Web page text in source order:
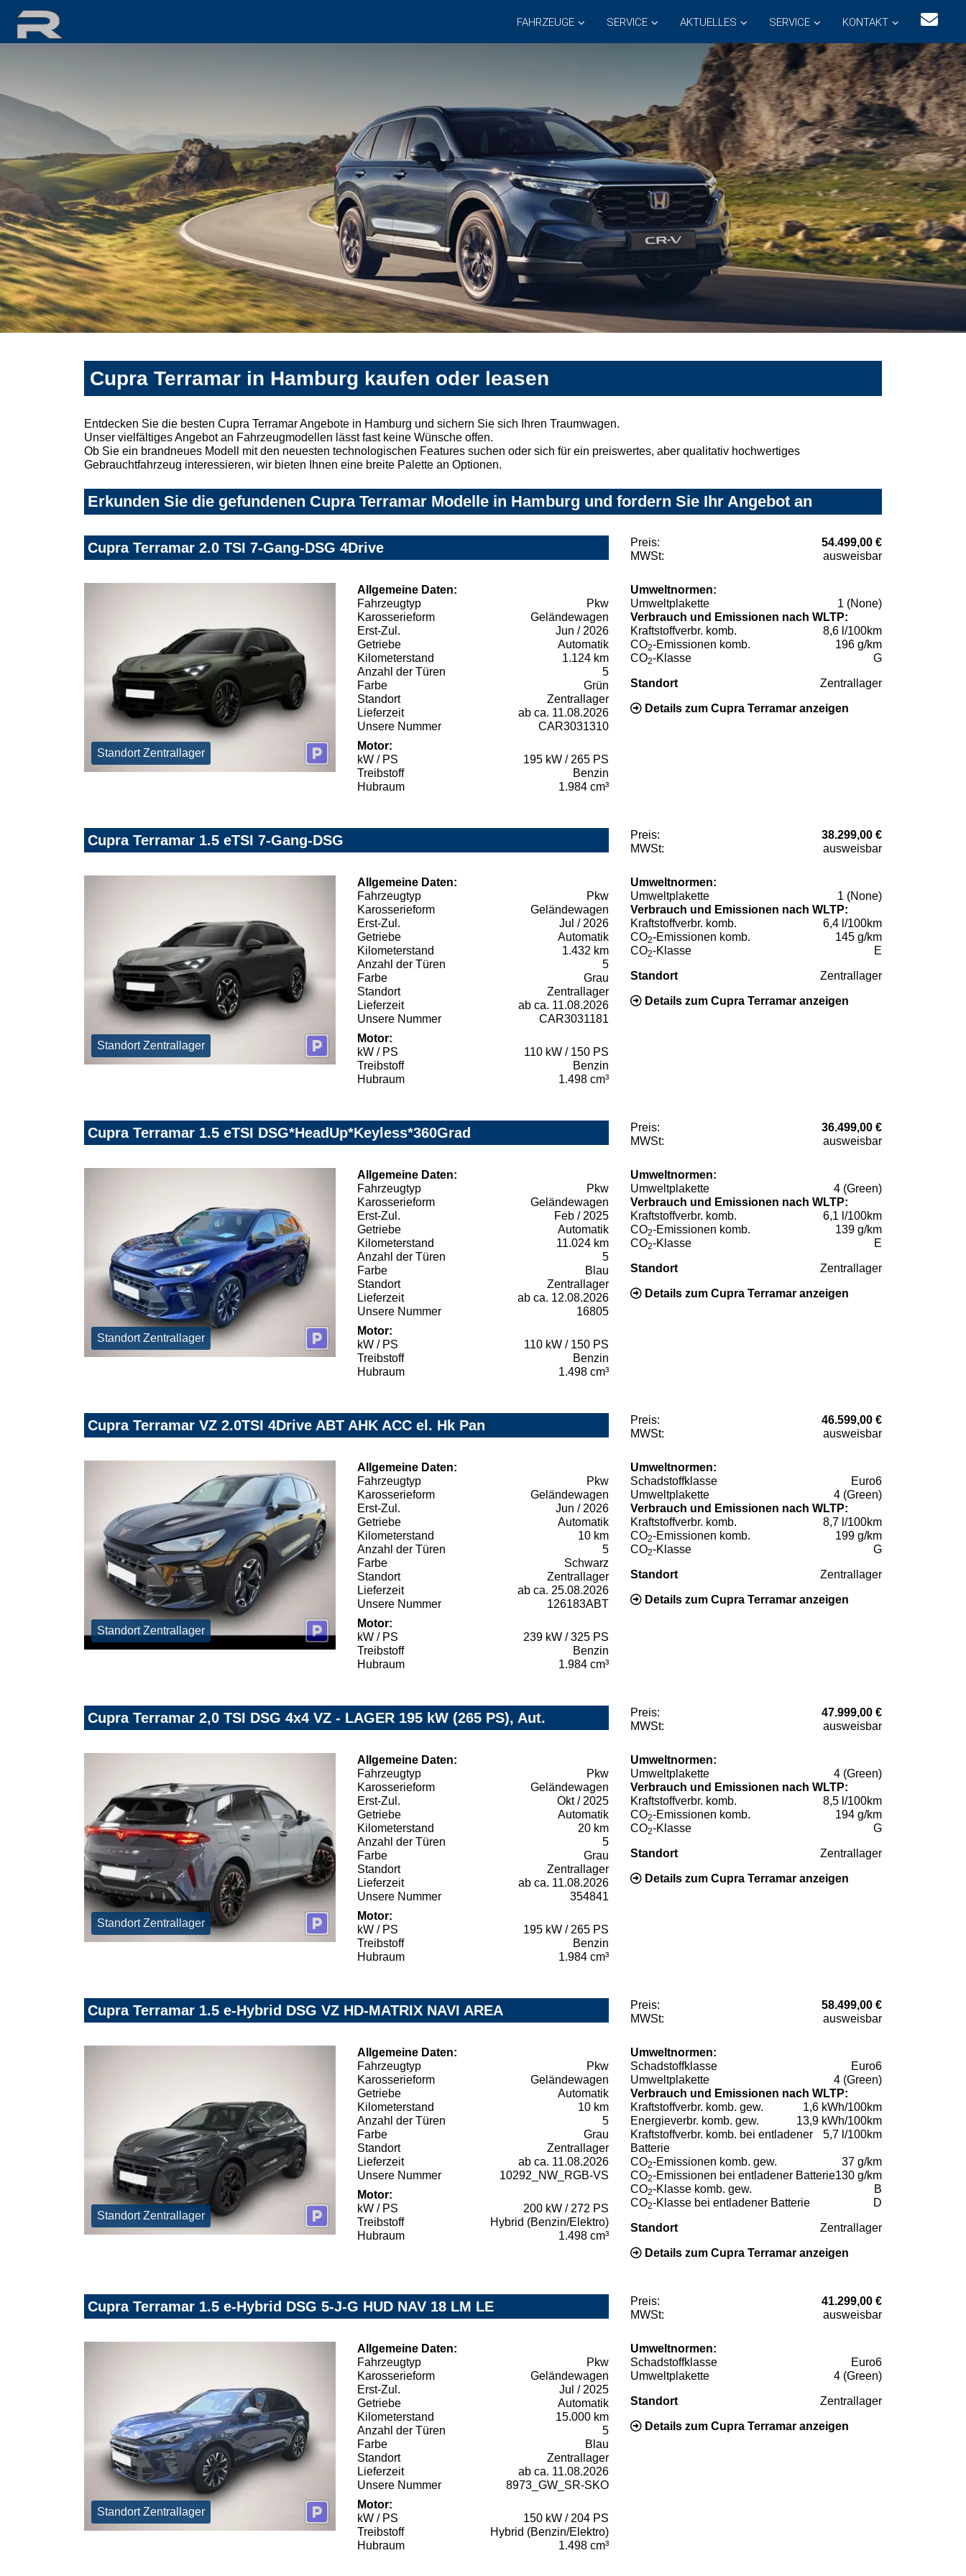
FAHRZEUGE SERVICE AKTUELLES SERVICE KONTAKT
Cupra Terramar in Hamburg kaufen oder leasen
Entdecken Sie die besten Cupra Terramar Angebote in Hamburg und sichern Sie sich Ihren Traumwagen.
Unser vielfältiges Angebot an Fahrzeugmodellen lässt fast keine Wünsche offen.
Ob Sie ein brandneues Modell mit den neuesten technologischen Features suchen oder sich für ein preiswertes, aber qualitativ hochwertiges
Gebrauchtfahrzeug interessieren, wir bieten Ihnen eine breite Palette an Optionen.
Erkunden Sie die gefundenen Cupra Terramar Modelle in Hamburg und fordern Sie Ihr Angebot an
Cupra Terramar 2.0 TSI 7-Gang-DSG 4Drive Preis:
54.499,00 €
MWSt:
ausweisbar
Standort Zentrallager
Allgemeine Daten:
Fahrzeugtyp
Pkw
Karosserieform
Geländewagen
Erst-Zul.
Jun / 2026
Getriebe
Automatik
Kilometerstand
1.124 km
Anzahl der Türen
5
Farbe
Grün
Standort
Zentrallager
Lieferzeit
ab ca. 11.08.2026
Unsere Nummer
CAR3031310
Motor:
kW / PS
195 kW / 265 PS
Treibstoff
Benzin
Hubraum
1.984 cm³
Umweltnormen:
Umweltplakette
1 (None)
Verbrauch und Emissionen nach WLTP:
Kraftstoffverbr. komb.
8,6 l/100km
CO2-Emissionen komb.
196 g/km
CO2-Klasse G
Standort Zentrallager
Details zum Cupra Terramar anzeigen
Cupra Terramar 1.5 eTSI 7-Gang-DSG Preis:
38.299,00 €
MWSt:
ausweisbar
Standort Zentrallager
Allgemeine Daten:
Fahrzeugtyp
Pkw
Karosserieform
Geländewagen
Erst-Zul.
Jul / 2026
Getriebe
Automatik
Kilometerstand
1.432 km
Anzahl der Türen
5
Farbe
Grau
Standort
Zentrallager
Lieferzeit
ab ca. 11.08.2026
Unsere Nummer
CAR3031181
Motor:
kW / PS
110 kW / 150 PS
Treibstoff
Benzin
Hubraum
1.498 cm³
Umweltnormen:
Umweltplakette
1 (None)
Verbrauch und Emissionen nach WLTP:
Kraftstoffverbr. komb.
6,4 l/100km
CO2-Emissionen komb.
145 g/km
CO2-Klasse E
Standort Zentrallager
Details zum Cupra Terramar anzeigen
Cupra Terramar 1.5 eTSI DSG*HeadUp*Keyless*360Grad Preis:
36.499,00 €
MWSt:
ausweisbar
Standort Zentrallager
Allgemeine Daten:
Fahrzeugtyp
Pkw
Karosserieform
Geländewagen
Erst-Zul.
Feb / 2025
Getriebe
Automatik
Kilometerstand
11.024 km
Anzahl der Türen
5
Farbe
Blau
Standort
Zentrallager
Lieferzeit
ab ca. 12.08.2026
Unsere Nummer
16805
Motor:
kW / PS
110 kW / 150 PS
Treibstoff
Benzin
Hubraum
1.498 cm³
Umweltnormen:
Umweltplakette
4 (Green)
Verbrauch und Emissionen nach WLTP:
Kraftstoffverbr. komb.
6,1 l/100km
CO2-Emissionen komb.
139 g/km
CO2-Klasse E
Standort Zentrallager
Details zum Cupra Terramar anzeigen
Cupra Terramar VZ 2.0TSI 4Drive ABT AHK ACC el. Hk Pan Preis:
46.599,00 €
MWSt:
ausweisbar
Standort Zentrallager
Allgemeine Daten:
Fahrzeugtyp
Pkw
Karosserieform
Geländewagen
Erst-Zul.
Jun / 2026
Getriebe
Automatik
Kilometerstand
10 km
Anzahl der Türen
5
Farbe
Schwarz
Standort
Zentrallager
Lieferzeit
ab ca. 25.08.2026
Unsere Nummer
126183ABT
Motor:
kW / PS
239 kW / 325 PS
Treibstoff
Benzin
Hubraum
1.984 cm³
Umweltnormen:
Schadstoffklasse
Euro6
Umweltplakette
4 (Green)
Verbrauch und Emissionen nach WLTP:
Kraftstoffverbr. komb.
8,7 l/100km
CO2-Emissionen komb.
199 g/km
CO2-Klasse G
Standort Zentrallager
Details zum Cupra Terramar anzeigen
Cupra Terramar 2,0 TSI DSG 4x4 VZ - LAGER 195 kW (265 PS), Aut. Preis:
47.999,00 €
MWSt:
ausweisbar
Standort Zentrallager
Allgemeine Daten:
Fahrzeugtyp
Pkw
Karosserieform
Geländewagen
Erst-Zul.
Okt / 2025
Getriebe
Automatik
Kilometerstand
20 km
Anzahl der Türen
5
Farbe
Grau
Standort
Zentrallager
Lieferzeit
ab ca. 11.08.2026
Unsere Nummer
354841
Motor:
kW / PS
195 kW / 265 PS
Treibstoff
Benzin
Hubraum
1.984 cm³
Umweltnormen:
Umweltplakette
4 (Green)
Verbrauch und Emissionen nach WLTP:
Kraftstoffverbr. komb.
8,5 l/100km
CO2-Emissionen komb.
194 g/km
CO2-Klasse G
Standort Zentrallager
Details zum Cupra Terramar anzeigen
Cupra Terramar 1.5 e-Hybrid DSG VZ HD-MATRIX NAVI AREA Preis:
58.499,00 €
MWSt:
ausweisbar
Standort Zentrallager
Allgemeine Daten:
Fahrzeugtyp
Pkw
Karosserieform
Geländewagen
Getriebe
Automatik
Kilometerstand
10 km
Anzahl der Türen
5
Farbe
Grau
Standort
Zentrallager
Lieferzeit
ab ca. 11.08.2026
Unsere Nummer
10292_NW_RGB-VS
Motor:
kW / PS
200 kW / 272 PS
Treibstoff
Hybrid (Benzin/Elektro)
Hubraum
1.498 cm³
Umweltnormen:
Schadstoffklasse
Euro6
Umweltplakette
4 (Green)
Verbrauch und Emissionen nach WLTP:
Kraftstoffverbr. komb. gew.
1,6 kWh/100km
Energieverbr. komb. gew.
13,9 kWh/100km
Kraftstoffverbr. komb. bei entladener
Batterie
5,7 l/100km
CO2-Emissionen komb. gew.
37 g/km
CO2-Emissionen bei entladener Batterie130 g/km
CO2-Klasse komb. gew.
B
CO2-Klasse bei entladener Batterie D
Standort Zentrallager
Details zum Cupra Terramar anzeigen
Cupra Terramar 1.5 e-Hybrid DSG 5-J-G HUD NAV 18 LM LE Preis:
41.299,00 €
MWSt:
ausweisbar
Standort Zentrallager
Allgemeine Daten:
Fahrzeugtyp
Pkw
Karosserieform
Geländewagen
Erst-Zul.
Jul / 2025
Getriebe
Automatik
Kilometerstand
15.000 km
Anzahl der Türen
5
Farbe
Blau
Standort
Zentrallager
Lieferzeit
ab ca. 11.08.2026
Unsere Nummer
8973_GW_SR-SKO
Motor:
kW / PS
150 kW / 204 PS
Treibstoff
Hybrid (Benzin/Elektro)
Hubraum
1.498 cm³
Umweltnormen:
Schadstoffklasse
Euro6
Umweltplakette
4 (Green)
Standort Zentrallager
Details zum Cupra Terramar anzeigen